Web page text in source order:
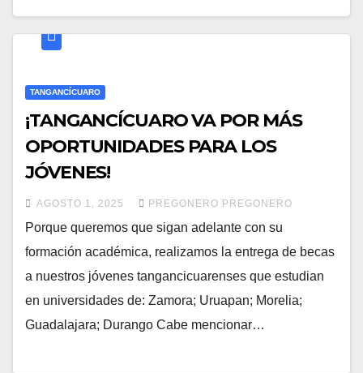
TANGANCÍCUARO
¡TANGANCÍCUARO VA POR MÁS
OPORTUNIDADES PARA LOS
JÓVENES!
AGOSTO 1, 2025 PREGONERO PREGONERO
Porque queremos que sigan adelante con su
formación académica, realizamos la entrega de becas
a nuestros jóvenes tangancicuarenses que estudian
en universidades de: Zamora; Uruapan; Morelia;
Guadalajara; Durango Cabe mencionar…